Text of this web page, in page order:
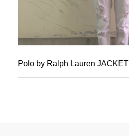
Polo by Ralph Lauren JACKET